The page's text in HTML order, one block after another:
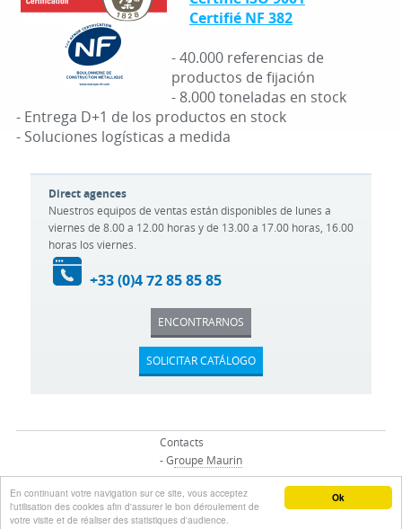
Ok
En continuant votre navigation sur ce site, vous acceptez
l'utilisation des cookies afin d'assurer le bon déroulement de
votre visite et de réaliser des statistiques d'audience.
Certifié NF 382
- 40.000 referencias de
productos de fijación
- 8.000 toneladas en stock
- Entrega D+1 de los productos en stock
- Soluciones logísticas a medida
Direct agences
Nuestros equipos de ventas están disponibles de lunes a
viernes de 8.00 a 12.00 horas y de 13.00 a 17.00 horas, 16.00
horas los viernes.
+33 (0)4 72 85 85 85
ENCONTRARNOS
SOLICITAR CATÁLOGO
Contacts
- Groupe Maurin
© Groupo MAURIN - Todos los derechos reservados